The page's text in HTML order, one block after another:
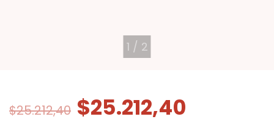
1 / 2
$25.212,40 $25.212,40